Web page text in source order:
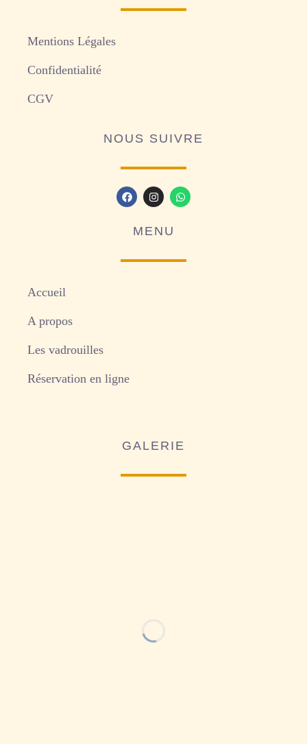
Mentions Légales
Confidentialité
CGV
NOUS SUIVRE
MENU
Accueil
A propos
Les vadrouilles
Réservation en ligne
GALERIE